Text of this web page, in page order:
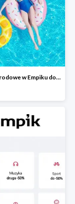
Baseny ogrodowe w Empiku do -25%